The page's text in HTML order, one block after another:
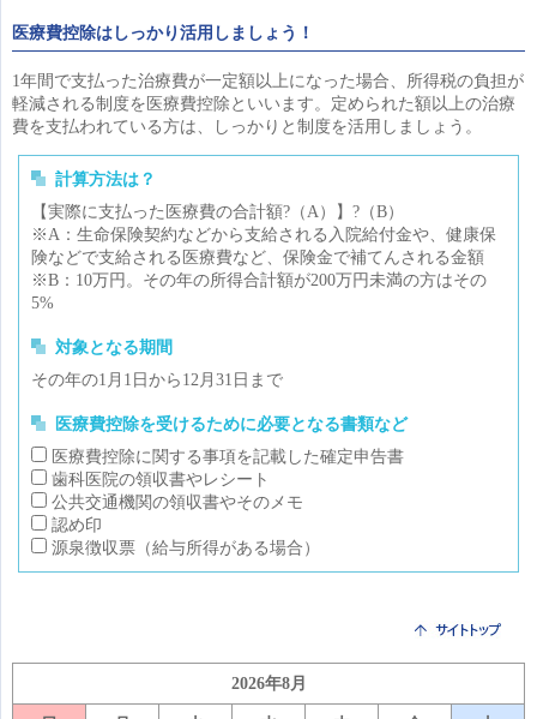
医療費控除はしっかり活用しましょう！
1年間で支払った治療費が一定額以上になった場合、所得税の負担が
軽減される制度を医療費控除といいます。定められた額以上の治療
費を支払われている方は、しっかりと制度を活用しましょう。
計算方法は？
【実際に支払った医療費の合計額?（A）】?（B）
※A：生命保険契約などから支給される入院給付金や、健康保
険などで支給される医療費など、保険金で補てんされる金額
※B：10万円。その年の所得合計額が200万円未満の方はその
5%
対象となる期間
その年の1月1日から12月31日まで
医療費控除を受けるために必要となる書類など
医療費控除に関する事項を記載した確定申告書
歯科医院の領収書やレシート
公共交通機関の領収書やそのメモ
認め印
源泉徴収票（給与所得がある場合）